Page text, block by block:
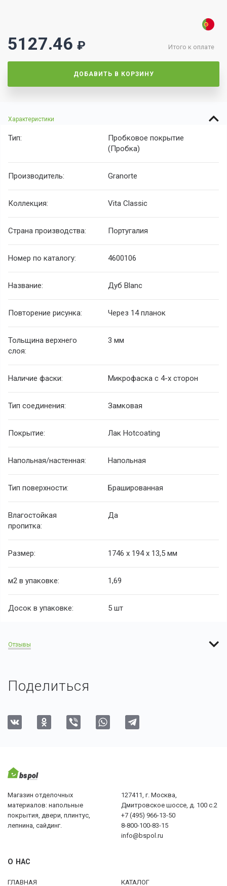
Итого к оплате
5127.46 ₽
ДОБАВИТЬ В КОРЗИНУ
Характеристики
Тип:
Пробковое покрытие
(Пробка)
Производитель: Granorte
Коллекция: Vita Classic
Страна производства: Португалия
Номер по каталогу: 4600106
Название: Дуб Blanc
Повторение рисунка: Через 14 планок
Тольщина верхнего
слоя:
3 мм
Наличие фаски: Микрофаска с 4-х сторон
Тип соединения: Замковая
Покрытие: Лак Hotcoating
Напольная/настенная: Напольная
Тип поверхности: Брашированная
Влагостойкая
пропитка:
Да
Размер: 1746 х 194 х 13,5 мм
м2 в упаковке: 1,69
Досок в упаковке: 5 шт
Отзывы
Поделиться
Магазин отделочных
материалов: напольные
покрытия, двери, плинтус,
лепнина, сайдинг.
127411, г. Москва,
Дмитровское шоссе, д. 100 с.2
+7 (495) 966-13-50
8-800-100-83-15
info@bspol.ru
О НАС
ГЛАВНАЯ КАТАЛОГ